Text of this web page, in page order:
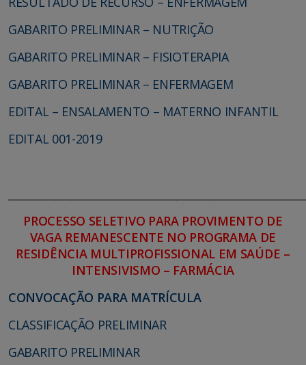
GABARITO PRELIMINAR – NUTRIÇÃO
GABARITO PRELIMINAR – FISIOTERAPIA
GABARITO PRELIMINAR – ENFERMAGEM
EDITAL – ENSALAMENTO – MATERNO INFANTIL
EDITAL 001-2019
PROCESSO SELETIVO PARA PROVIMENTO DE
VAGA REMANESCENTE NO PROGRAMA DE
RESIDÊNCIA MULTIPROFISSIONAL EM SAÚDE –
INTENSIVISMO – FARMÁCIA
CONVOCAÇÃO PARA MATRÍCULA
CLASSIFICAÇÃO PRELIMINAR
GABARITO PRELIMINAR